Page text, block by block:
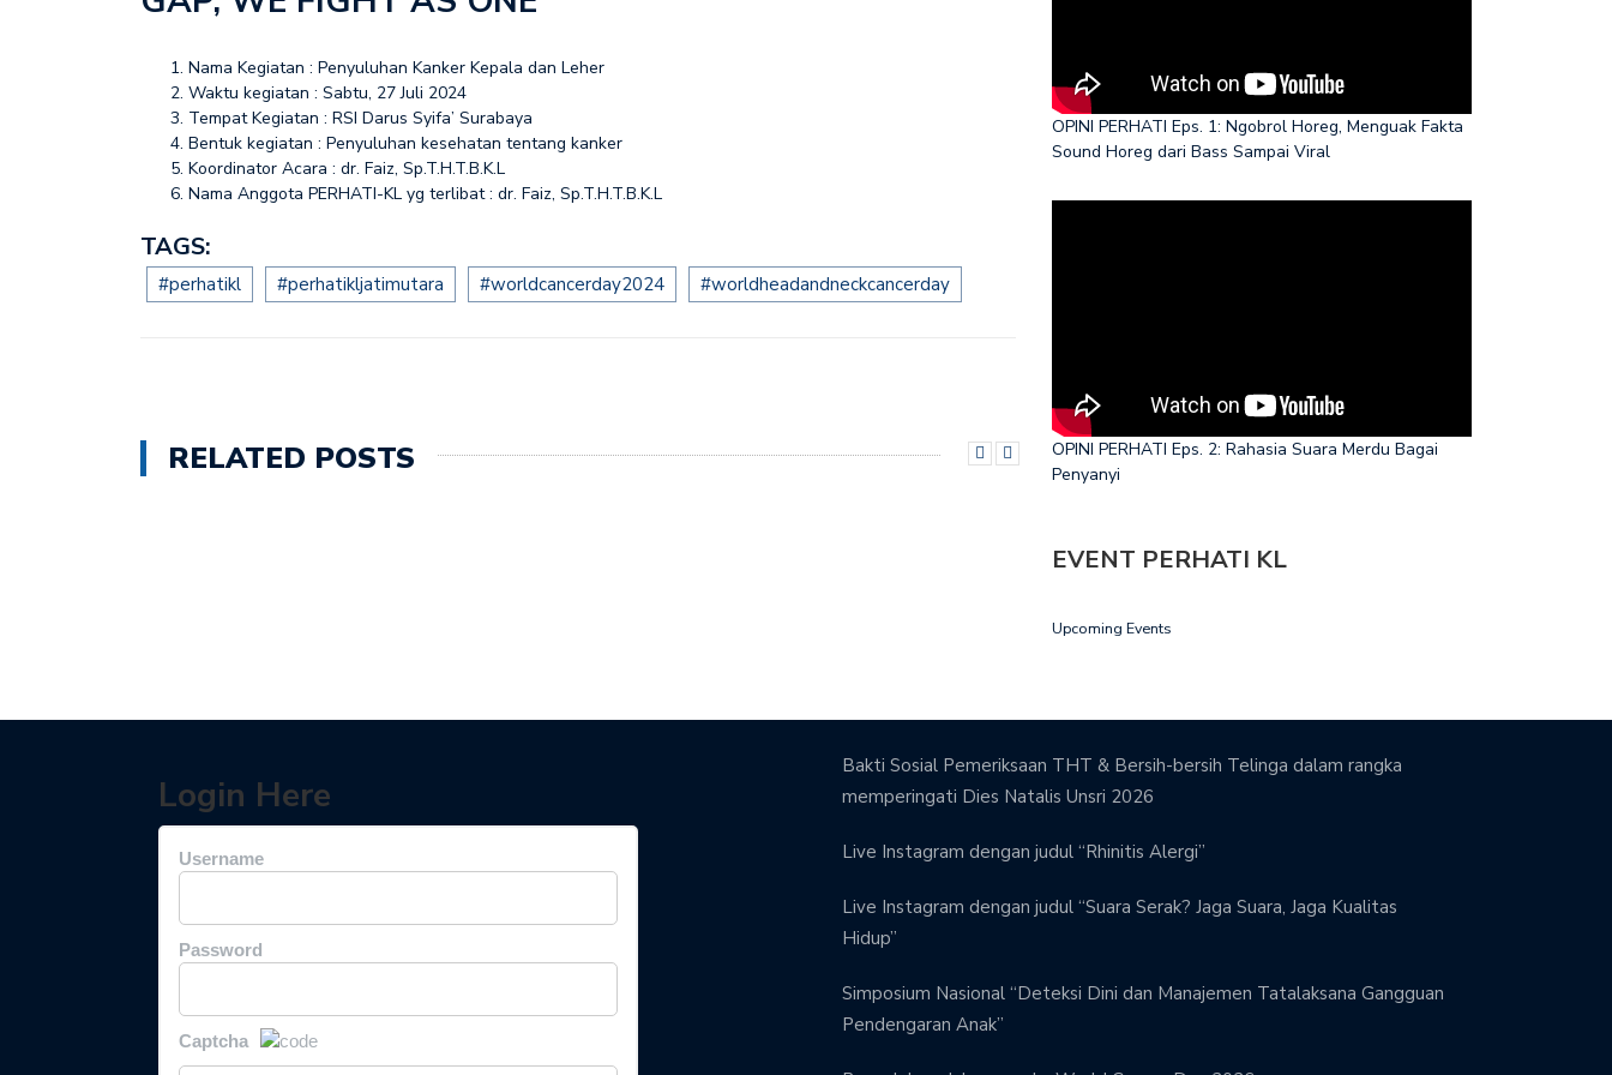
Nama Kegiatan : Penyuluhan Kanker Kepala dan Leher
Waktu kegiatan : Sabtu, 27 Juli 2024
Tempat Kegiatan : RSI Darus Syifa’ Surabaya
Bentuk kegiatan : Penyuluhan kesehatan tentang kanker
Koordinator Acara : dr. Faiz, Sp.T.H.T.B.K.L
Nama Anggota PERHATI-KL yg terlibat : dr. Faiz, Sp.T.H.T.B.K.L
TAGS:
#perhatikl #perhatikljatimutara #worldcancerday2024 #worldheadandneckcancerday
RELATED POSTS
OPINI PERHATI Eps. 1: Ngobrol Horeg, Menguak Fakta
Sound Horeg dari Bass Sampai Viral
OPINI PERHATI Eps. 2: Rahasia Suara Merdu Bagai
Penyanyi
EVENT PERHATI KL
Upcoming Events
Login Here
Username
Password
Captcha
Bakti Sosial Pemeriksaan THT & Bersih-bersih Telinga dalam rangka
memperingati Dies Natalis Unsri 2026
Live Instagram dengan judul “Rhinitis Alergi”
Live Instagram dengan judul “Suara Serak? Jaga Suara, Jaga Kualitas
Hidup”
Simposium Nasional “Deteksi Dini dan Manajemen Tatalaksana Gangguan
Pendengaran Anak”